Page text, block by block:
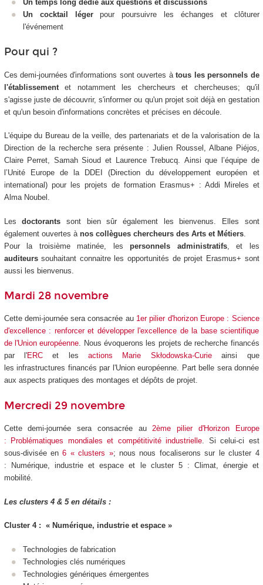
Un temps long dédié aux questions et discussions
Un cocktail légerpour poursuivre les échanges et clôturer
l'événement
Pour qui ?
Ces demi-journées d'informations sont ouvertes àtous les personnels de
l'établissementet notamment les chercheurs et chercheuses; qu'il
s'agisse juste de découvrir, s'informer ou qu'un projet soit déjà en gestation
et qu'un besoin d'informations concrètes et précises en découle.
L'équipe du Bureau de la veille, des partenariats et de la valorisation de la
Direction de la recherche sera présente : Julien Roussel, Albane Piéjos,
Claire Perret, Samah Sioud et Laurence Trebucq. Ainsi que l’équipe de
l’Unité Europe de la DDEI (Direction du développement européen et
international) pour les projets de formation Erasmus+ : Addi Mireles et
Alma Noubel.
Lesdoctorants sont bien sûr également les bienvenus. Elles sont
également ouvertes à nos collègues chercheurs des Arts et Métiers.
Pour la troisième matinée, les personnels administratifs, et les
auditeurssouhaitant connaitre les opportunités de projet Erasmus+ sont
aussi les bienvenus.
Mardi 28 novembre
Cette demi-journée sera consacrée au 1er pilier d'horizon Europe : Science
d'excellence : renforcer et développer l'excellence de la base scientifique
de l'Union européenne. Nous évoquerons les projets de recherche financés
par l'ERCet les actions Marie Skłodowska-Curieainsi que
les infrastructures financés par l'Union européenne. Part belle sera donnée
aux aspects pratiques des montages et dépôts de projet.
Mercredi 29 novembre
Cette demi-journée sera consacrée au2ème pilier d'Horizon Europe
: Problématiques mondiales et compétitivité industrielle. Si celui-ci est
sous-divisée en6 « clusters »; nous nous focaliserons sur le cluster 4
: Numérique, industrie et espace et le cluster 5 : Climat, énergie et
mobilité.
Les clusters 4 & 5 en détails :
Cluster 4 : « Numérique, industrie et espace »
Technologies de fabrication
Technologies clés numériques
Technologies génériques émergentes